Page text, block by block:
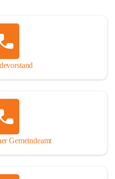
Gemeindeamt